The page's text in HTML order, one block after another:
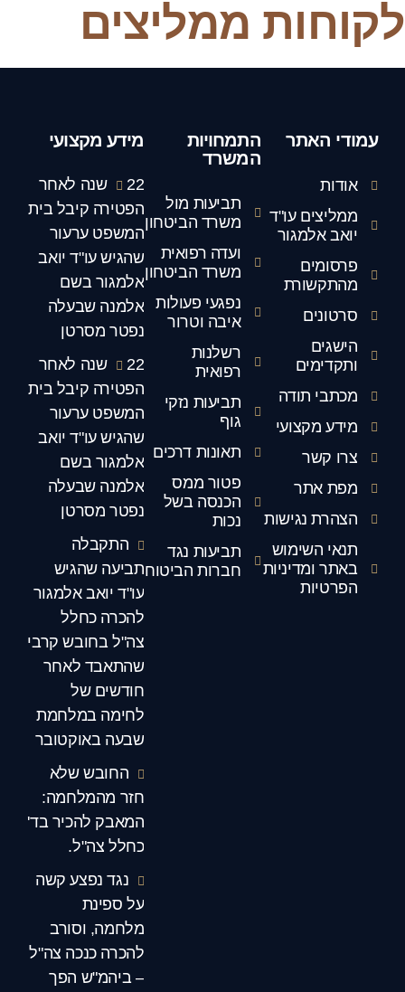
לקוחות ממליצים
מידע מקצועי
22 שנה לאחר
הפטירה קיבל בית
המשפט ערעור
שהגיש עו"ד יואב
אלמגור בשם
אלמנה שבעלה
נפטר מסרטן
22 שנה לאחר
הפטירה קיבל בית
המשפט ערעור
שהגיש עו"ד יואב
אלמגור בשם
אלמנה שבעלה
נפטר מסרטן
התקבלה
תביעה שהגיש
עו"ד יואב אלמגור
להכרה כחלל
צה"ל בחובש קרבי
שהתאבד לאחר
חודשים של
לחימה במלחמת
שבעה באוקטובר
החובש שלא
חזר מהמלחמה:
המאבק להכיר בד'
כחלל צה"ל.
נגד נפצע קשה
על ספינת
מלחמה, וסורב
להכרה כנכה צה"ל
– ביהמ"ש הפך
התמחויות
המשרד
תביעות מול
משרד הביטחון
ועדה רפואית
משרד הביטחון
נפגעי פעולות
איבה וטרור
רשלנות
רפואית
תביעות נזקי
גוף
תאונות דרכים
פטור ממס
הכנסה בשל
נכות
תביעות נגד
חברות הביטוח
עמודי האתר
אודות
ממליצים עו"ד
יואב אלמגור
פרסומים
מהתקשורת
סרטונים
הישגים
ותקדימים
מכתבי תודה
מידע מקצועי
צרו קשר
מפת אתר
הצהרת נגישות
תנאי השימוש
באתר ומדיניות
הפרטיות